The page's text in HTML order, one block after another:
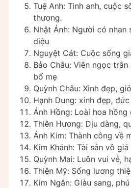
Tuệ Anh: Tinh anh, cuộc
thương.
Nhật Ánh: Người có nhan
diệu
Nguyệt Cát: Cuộc sống
Bảo Châu: Viên ngọc
bố mẹ
Quỳnh Châu: Xinh đẹp,
Hạnh Dung: xinh đẹp,
Ánh Hồng: Loài hoa hồng
Thiên Hương: Dịu dàng,
Ánh Kim: Thành công về
Kim Khánh: Tài sản vô
Quỳnh Mai: Luôn vui vẻ,
Thiện Mỹ: Sống lương
Kim Ngân: Giàu sang,